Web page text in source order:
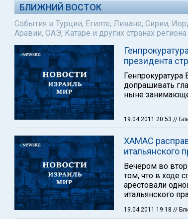
БЛИЖНИЙ ВОСТОК
События в Турции, Египте, Ливане, Сирии,
Аравии, ОАЭ, Катаре и других странах региона
президента
Генпрокуратура
допрашивать
ныне
19.04.2011 20:53 //
ХАМАС
итальянского
Вечером во
том, что в ходе
арестовали
итальянского
19.04.2011 19:18 //